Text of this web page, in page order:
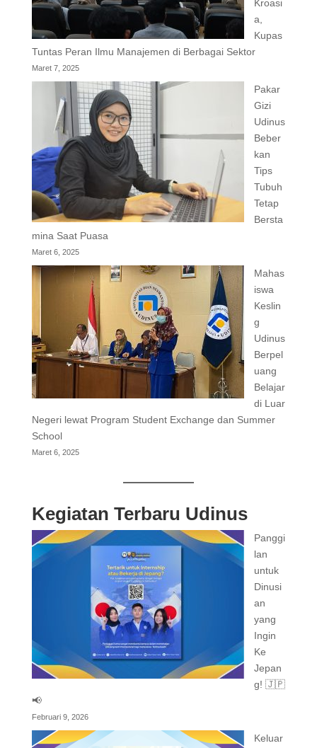
Kroasi
a,
Kupas
Tuntas Peran Ilmu Manajemen di Berbagai Sektor
Maret 7, 2025
Pakar
Gizi
Udinus
Beber
kan
Tips
Tubuh
Tetap
Bersta
mina Saat Puasa
Maret 6, 2025
Mahas
iswa
Keslin
g
Udinus
Berpel
uang
Belajar
di Luar
Negeri lewat Program Student Exchange dan Summer
School
Maret 6, 2025
Kegiatan Terbaru Udinus
Panggi
lan
untuk
Dinusi
an
yang
Ingin
Ke
Jepan
g! 🇯🇵
📢
Februari 9, 2026
Keluar